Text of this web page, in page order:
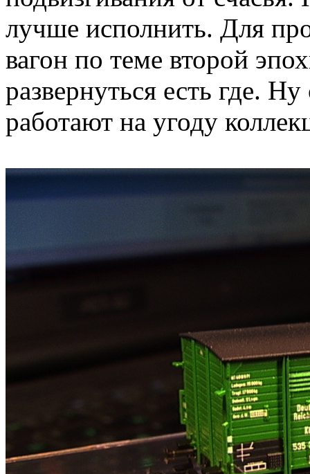
лучше исполнить. Для
вагон по теме второй
развернуться есть где.
работают на угоду